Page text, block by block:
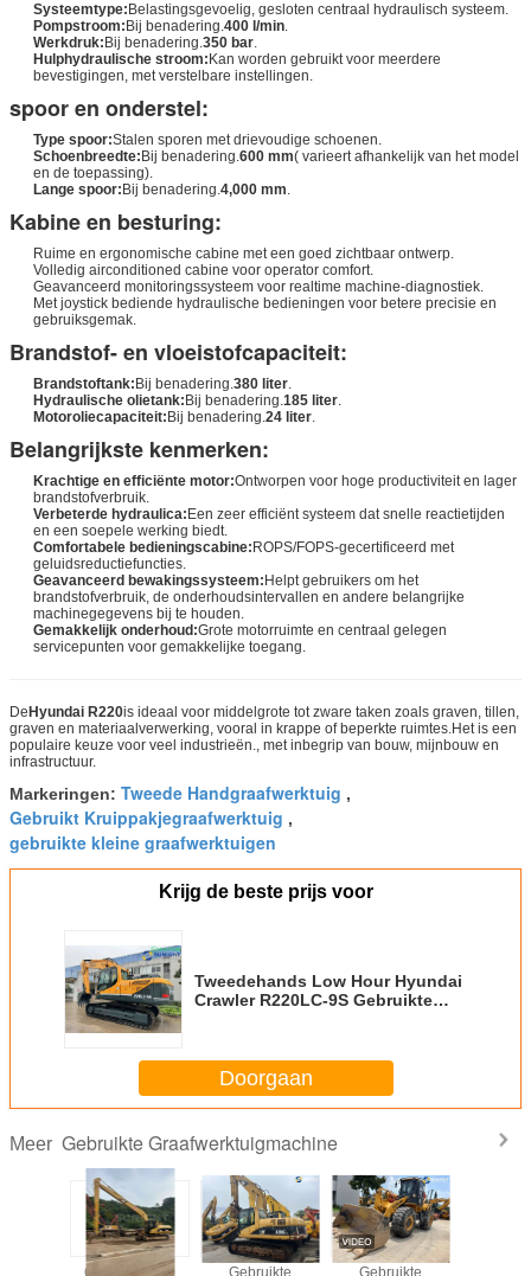
Systeemtype: Belastingsgevoelig, gesloten centraal hydraulisch systeem.
Pompstroom: Bij benadering.400 l/min.
Werkdruk: Bij benadering.350 bar.
Hulphydraulische stroom: Kan worden gebruikt voor meerdere
bevestigingen, met verstelbare instellingen.
spoor en onderstel:
Type spoor:Stalen sporen met drievoudige schoenen.
Schoenbreedte: Bij benadering.600 mm( varieert afhankelijk van het model
en de toepassing).
Lange spoor: Bij benadering.4,000 mm.
Kabine en besturing:
Ruime en ergonomische cabine met een goed zichtbaar ontwerp.
Volledig airconditioned cabine voor operator comfort.
Geavanceerd monitoringssysteem voor realtime machine-diagnostiek.
Met joystick bediende hydraulische bedieningen voor betere precisie en
gebruiksgemak.
Brandstof- en vloeistofcapaciteit:
Brandstoftank: Bij benadering.380 liter.
Hydraulische olietank: Bij benadering.185 liter.
Motoroliecapaciteit: Bij benadering.24 liter.
Belangrijkste kenmerken:
Krachtige en efficiënte motor:Ontworpen voor hoge productiviteit en lager
brandstofverbruik.
Verbeterde hydraulica: Een zeer efficiënt systeem dat snelle reactietijden
en een soepele werking biedt.
Comfortabele bedieningscabine: ROPS/FOPS-gecertificeerd met
geluidsreductiefuncties.
Geavanceerd bewakingssysteem: Helpt gebruikers om het
brandstofverbruik, de onderhoudsintervallen en andere belangrijke
machinegegevens bij te houden.
Gemakkelijk onderhoud:Grote motorruimte en centraal gelegen
servicepunten voor gemakkelijke toegang.
De Hyundai R220is ideaal voor middelgrote tot zware taken zoals graven, tillen,
graven en materiaalverwerking, vooral in krappe of beperkte ruimtes.Het is een
populaire keuze voor veel industrieën., met inbegrip van bouw, mijnbouw en
infrastructuur.
Markeringen: Tweede Handgraafwerktuig ,
Gebruikt Kruippakjegraafwerktuig ,
gebruikte kleine graafwerktuigen
Krijg de beste prijs voor
Tweedehands Low Hour Hyundai
Crawler R220LC-9S Gebruikte
Doorgaan
Meer Gebruikte Graafwerktuigmachine